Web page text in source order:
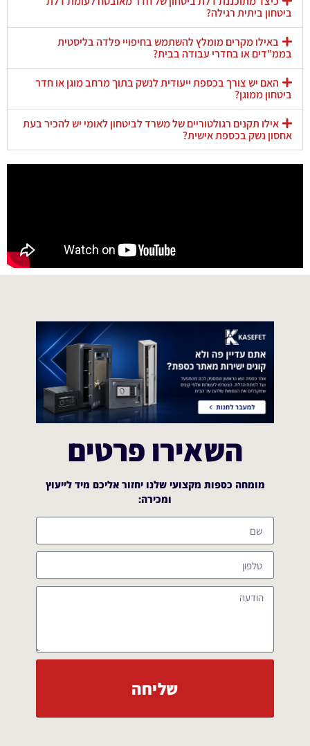
ביטחון ביתית רגילה?
באילו מקרים מומלץ להשתמש בחיפויי פלדה בליסטית
בממ"דים או בחדרי עבודה בבית?
האם יש צורך בכספת ייעודית לנשק בתוך מרחב מוגן או חדר
ביטחון ממוגן?
אילו תקנים רגולטוריים של משרד לביטחון לאומי יש להכיר בעת
אחסון נשק בכספת אישית?
השאירו פרטים
מומחה כספות מקצועי שלנו יחזור אליכם מיד לייעוץ
ומכירה:​
שליחה